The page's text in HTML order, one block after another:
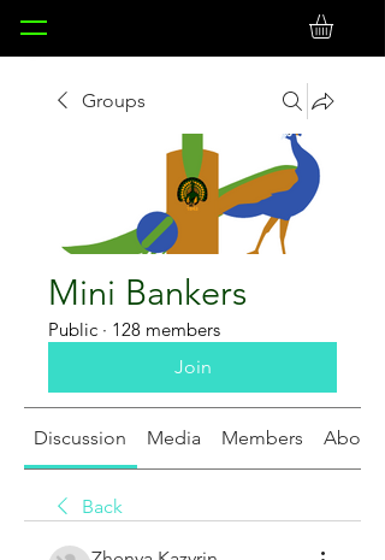
Groups
Mini Bankers
Public · 128 members
Join
Discussion Media Members About
Back